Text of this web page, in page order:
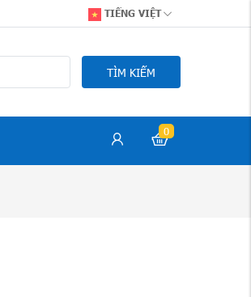
TIẾNG VIỆT
TÌM KIẾM
0